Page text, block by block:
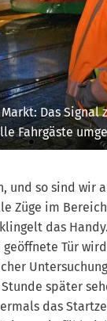
Das Signal
Fahrgäste
so sind wir
Züge im
das
Tür
später
das